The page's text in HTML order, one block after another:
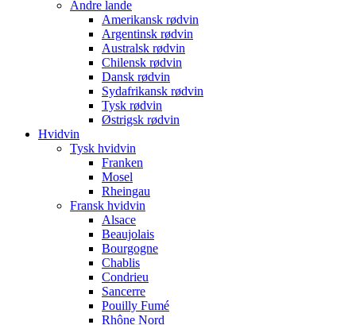
Andre lande
Amerikansk rødvin
Argentinsk rødvin
Australsk rødvin
Chilensk rødvin
Dansk rødvin
Sydafrikansk rødvin
Tysk rødvin
Østrigsk rødvin
Hvidvin
Tysk hvidvin
Franken
Mosel
Rheingau
Fransk hvidvin
Alsace
Beaujolais
Bourgogne
Chablis
Condrieu
Sancerre
Pouilly Fumé
Rhône Nord